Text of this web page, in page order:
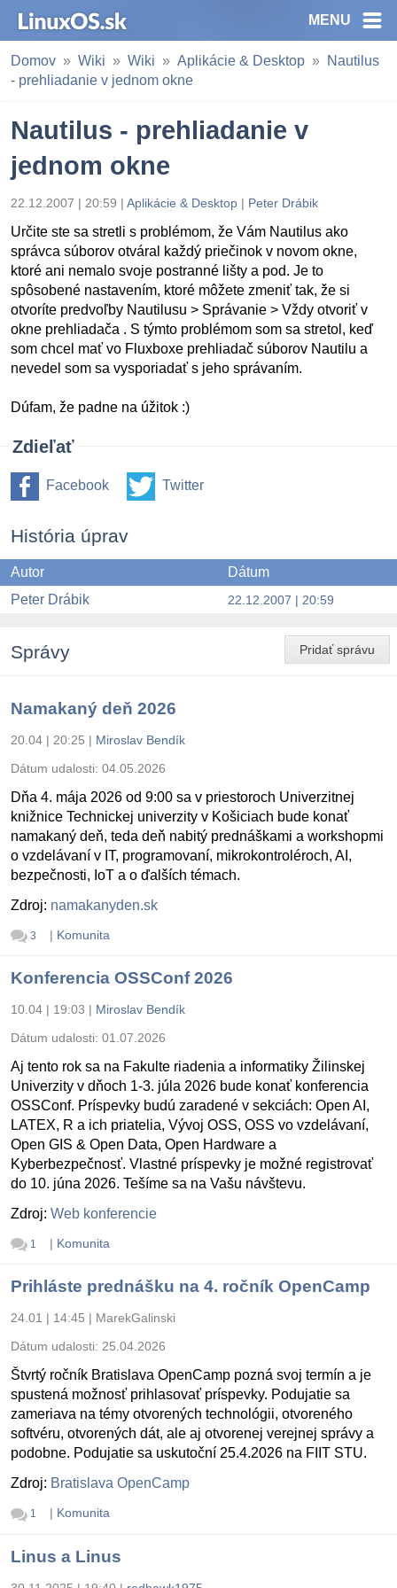
MENU
Domov Wiki Wiki Aplikácie & Desktop
Nautilus
- prehliadanie v jednom okne
Nautilus - prehliadanie v
jednom okne
22.12.2007 | 20:59 | Aplikácie & Desktop | Peter Drábik
Určite ste sa stretli s problémom, že Vám Nautilus ako
správca súborov otváral každý priečinok v novom okne,
ktoré ani nemalo svoje postranné lišty a pod. Je to
spôsobené nastavením, ktoré môžete zmeniť tak, že si
otvoríte predvoľby Nautilusu > Správanie > Vždy otvoriť v
okne prehliadača . S týmto problémom som sa stretol, keď
som chcel mať vo Fluxboxe prehliadač súborov Nautilu a
nevedel som sa vysporiadať s jeho správaním.
Dúfam, že padne na úžitok :)
Zdieľať
Facebook Twitter
História úprav
Autor
Dátum
Peter Drábik
22.12.2007 | 20:59
Pridať správu
Správy
Namakaný deň 2026
20.04 | 20:25 | Miroslav Bendík
Dátum udalosti: 04.05.2026
Dňa 4. mája 2026 od 9:00 sa v priestoroch Univerzitnej
knižnice Technickej univerzity v Košiciach bude konať
namakaný deň, teda deň nabitý prednáškami a workshopmi
o vzdelávaní v IT, programovaní, mikrokontroléroch, AI,
bezpečnosti, IoT a o ďalších témach.
Zdroj: namakanyden.sk
3 | Komunita
Konferencia OSSConf 2026
10.04 | 19:03 | Miroslav Bendík
Dátum udalosti: 01.07.2026
Aj tento rok sa na Fakulte riadenia a informatiky Žilinskej
Univerzity v dňoch 1-3. júla 2026 bude konať konferencia
OSSConf. Príspevky budú zaradené v sekciách: Open AI,
LATEX, R a ich priatelia, Vývoj OSS, OSS vo vzdelávaní,
Open GIS & Open Data, Open Hardware a
Kyberbezpečnosť. Vlastné príspevky je možné registrovať
do 10. júna 2026. Tešíme sa na Vašu návštevu.
Zdroj: Web konferencie
1 | Komunita
Prihláste prednášku na 4. ročník OpenCamp
24.01 | 14:45 | MarekGalinski
Dátum udalosti: 25.04.2026
Štvrtý ročník Bratislava OpenCamp pozná svoj termín a je
spustená možnosť prihlasovať príspevky. Podujatie sa
zameriava na témy otvorených technológii, otvoreného
softvéru, otvorených dát, ale aj otvorenej verejnej správy a
podobne. Podujatie sa uskutoční 25.4.2026 na FIIT STU.
Zdroj: Bratislava OpenCamp
1 | Komunita
Linus a Linus